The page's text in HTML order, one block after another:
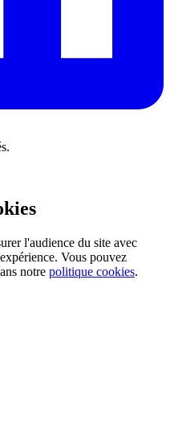
l'audience du site avec
Vous pouvez
notre politique cookies.